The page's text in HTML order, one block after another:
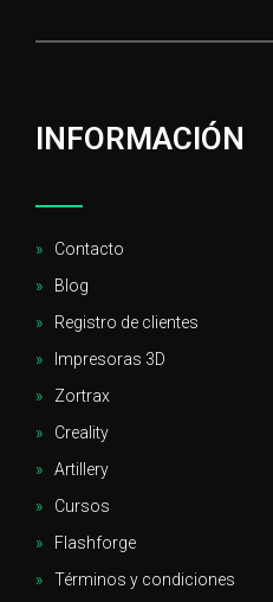
INFORMACIÓN
Contacto
Blog
Registro de clientes
Impresoras 3D
Zortrax
Creality
Artillery
Cursos
Flashforge
Términos y condiciones